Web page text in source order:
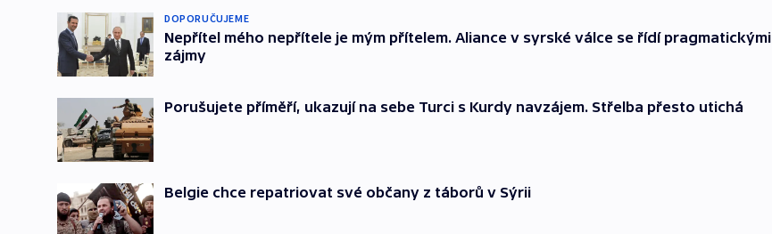
DOPORUČUJEME
Nepřítel mého nepřítele je mým přítelem. Aliance v syrské válce se řídí pragmatickými
zájmy
Porušujete příměří, ukazují na sebe Turci s Kurdy navzájem. Střelba přesto utichá
Belgie chce repatriovat své občany z táborů v Sýrii